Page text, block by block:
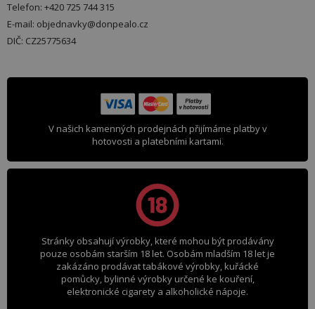
Telefon: +420 725 744 315
E-mail: objednavky@donpealo.cz
DIČ: CZ25775634
V našich kamenných prodejnách přijímáme platby v
hotovosti a platebními kartami.
Stránky obsahují výrobky, které mohou být prodávány
pouze osobám starším 18 let. Osobám mladším 18 let je
zakázáno prodávat tabákové výrobky, kuřácké
pomůcky, bylinné výrobky určené ke kouření,
elektronické cigarety a alkoholické nápoje.